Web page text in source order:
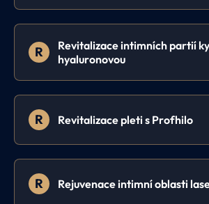
R
Revitalizace intimních partií
hyaluronovou
R Revitalizace pleti s Profhilo
R Rejuvenace intimní oblasti